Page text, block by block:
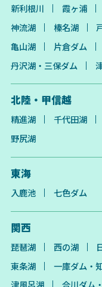
新利根川 霞ヶ浦
神流湖
榛名湖
亀山湖
片倉ダム
丹沢湖・三保ダム
北陸・甲信越
精進湖 千代田湖
野尻湖
東海
入鹿池 七色ダム
関西
琵琶湖 西の湖
東条湖
一庫ダム・